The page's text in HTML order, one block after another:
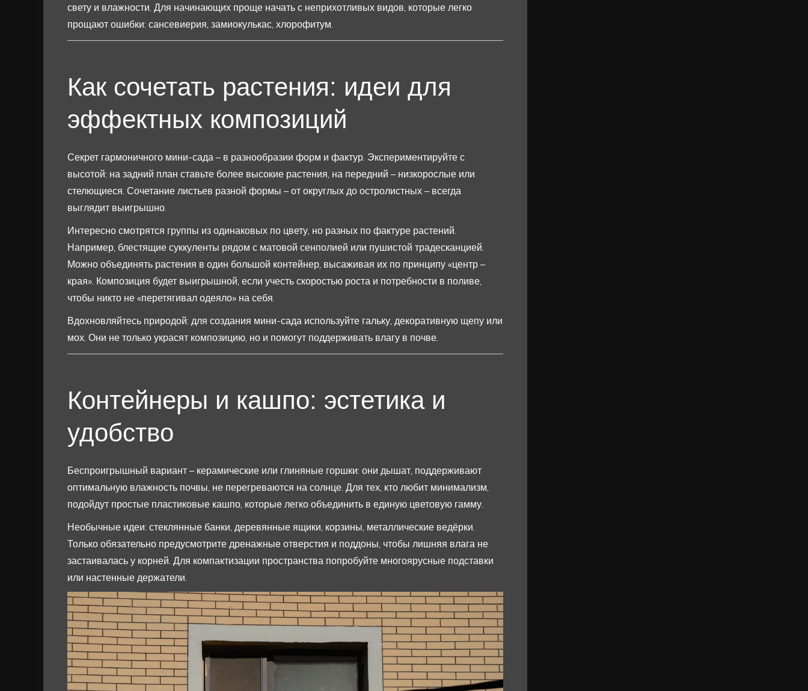
свету и влажности. Для начинающих проще начать с неприхотливых видов, которые легко
прощают ошибки: сансевиерия, замиокулькас, хлорофитум.
Как сочетать растения: идеи для
эффектных композиций
Секрет гармоничного мини-сада – в разнообразии форм и фактур. Экспериментируйте с
высотой: на задний план ставьте более высокие растения, на передний – низкорослые или
стелющиеся. Сочетание листьев разной формы – от округлых до остролистных – всегда
выглядит выигрышно.
Интересно смотрятся группы из одинаковых по цвету, но разных по фактуре растений.
Например, блестящие суккуленты рядом с матовой сенполией или пушистой традесканцией.
Можно объединять растения в один большой контейнер, высаживая их по принципу «центр –
края». Композиция будет выигрышной, если учесть скоростью роста и потребности в поливе,
чтобы никто не «перетягивал одеяло» на себя.
Вдохновляйтесь природой: для создания мини-сада используйте гальку, декоративную щепу или
мох. Они не только украсят композицию, но и помогут поддерживать влагу в почве.
Контейнеры и кашпо: эстетика и
удобство
Беспроигрышный вариант – керамические или глиняные горшки: они дышат, поддерживают
оптимальную влажность почвы, не перегреваются на солнце. Для тех, кто любит минимализм,
подойдут простые пластиковые кашпо, которые легко объединить в единую цветовую гамму.
Необычные идеи: стеклянные банки, деревянные ящики, корзины, металлические ведёрки.
Только обязательно предусмотрите дренажные отверстия и поддоны, чтобы лишняя влага не
застаивалась у корней. Для компактизации пространства попробуйте многоярусные подставки
или настенные держатели.